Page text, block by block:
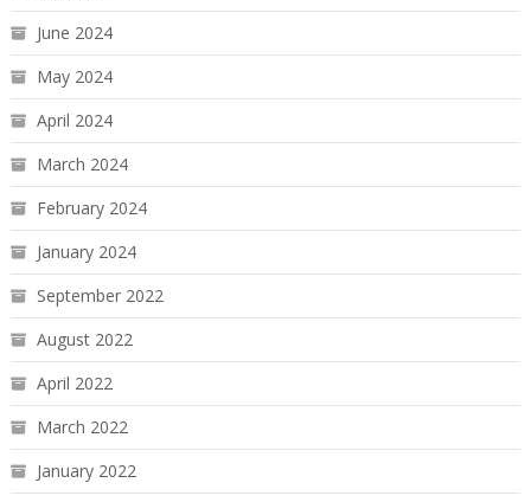
June 2024
May 2024
April 2024
March 2024
February 2024
January 2024
September 2022
August 2022
April 2022
March 2022
January 2022